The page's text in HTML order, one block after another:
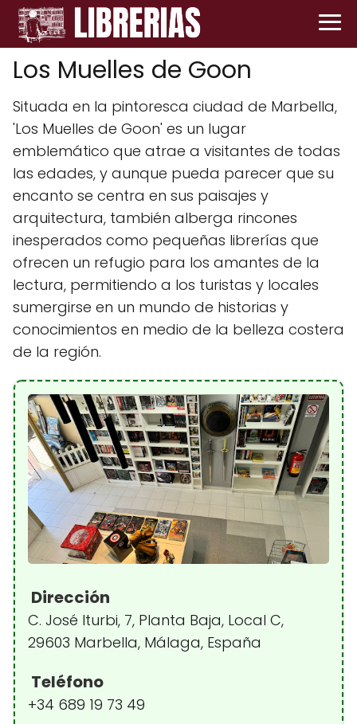
Los Muelles de Goon
Situada en la pintoresca ciudad de Marbella,
'Los Muelles de Goon' es un lugar
emblemático que atrae a visitantes de todas
las edades, y aunque pueda parecer que su
encanto se centra en sus paisajes y
arquitectura, también alberga rincones
inesperados como pequeñas librerías que
ofrecen un refugio para los amantes de la
lectura, permitiendo a los turistas y locales
sumergirse en un mundo de historias y
conocimientos en medio de la belleza costera
de la región.
Dirección
C. José Iturbi, 7, Planta Baja, Local C,
29603 Marbella, Málaga, España
Teléfono
+34 689 19 73 49